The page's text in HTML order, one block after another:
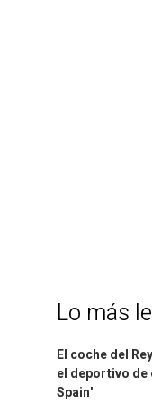
Lo más
El coche del
el deportivo
Spain'